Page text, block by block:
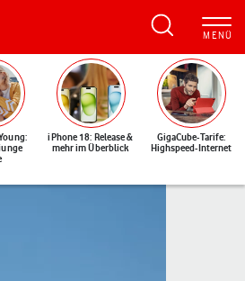
iPhone 18: Release &
mehr im Überblick
GigaCube-Tarife:
Highspeed-Internet